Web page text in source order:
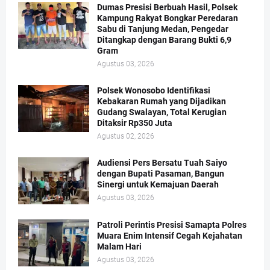
Dumas Presisi Berbuah Hasil, Polsek
Kampung Rakyat Bongkar Peredaran
Sabu di Tanjung Medan, Pengedar
Ditangkap dengan Barang Bukti 6,9
Gram
Agustus 03, 2026
Polsek Wonosobo Identifikasi
Kebakaran Rumah yang Dijadikan
Gudang Swalayan, Total Kerugian
Ditaksir Rp350 Juta
Agustus 02, 2026
Audiensi Pers Bersatu Tuah Saiyo
dengan Bupati Pasaman, Bangun
Sinergi untuk Kemajuan Daerah
Agustus 03, 2026
Patroli Perintis Presisi Samapta Polres
Muara Enim Intensif Cegah Kejahatan
Malam Hari
Agustus 03, 2026